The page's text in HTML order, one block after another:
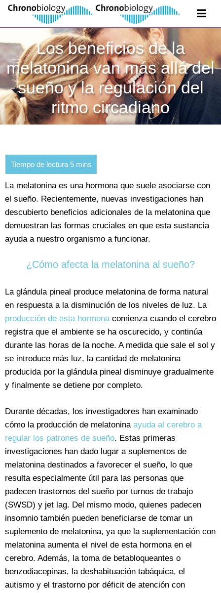
Los beneficios de la
melatonina van más allá del
sueño y la regulación del
ritmo circadiano
La melatonina es una hormona que suele asociarse con
el sueño. Recientemente, nuevas investigaciones han
descubierto beneficios adicionales de la melatonina que
demuestran las formas cruciales en que esta sustancia
ayuda a nuestro organismo a funcionar.
¿Cómo afecta la melatonina al sueño?
La glándula pineal produce melatonina de forma natural
en respuesta a la disminución de los niveles de luz. La
producción de esta hormonacomienza cuando el cerebro
registra que el ambiente se ha oscurecido, y continúa
durante las horas de la noche. A medida que sale el sol y
se introduce más luz, la cantidad de melatonina
producida por la glándula pineal disminuye gradualmente
y finalmente se detiene por completo.
Durante décadas, los investigadores han examinado
cómo la producción de melatonina ayuda al cerebro a
regular los patrones de sueño. Estas primeras
investigaciones han dado lugar a suplementos de
melatonina destinados a favorecer el sueño, lo que
resulta especialmente útil para las personas que
padecen trastornos del sueño por turnos de trabajo
(SWSD) y jet lag. Del mismo modo, quienes padecen
insomnio también pueden beneficiarse de tomar un
suplemento de melatonina, ya que la suplementación con
melatonina aumenta el nivel de esta hormona en el
cerebro. Además, la toma de betabloqueantes o
benzodiacepinas, la deshabituación tabáquica, el
autismo y el trastorno por déficit de atención con